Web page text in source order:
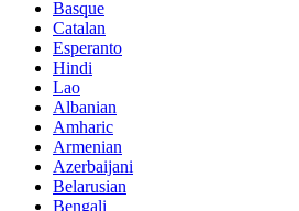
Basque
Catalan
Esperanto
Hindi
Lao
Albanian
Amharic
Armenian
Azerbaijani
Belarusian
Bengali